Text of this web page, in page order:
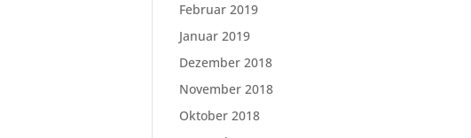
Februar 2019
Januar 2019
Dezember 2018
November 2018
Oktober 2018